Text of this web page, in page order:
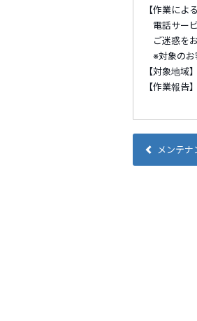
【作業によ
電話サービ
ご迷惑をお
※対象のお
【対象地域
【作業報告
メンテ